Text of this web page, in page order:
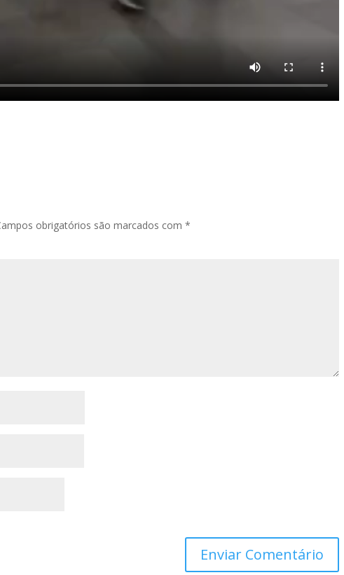
obrigatórios são marcados com*